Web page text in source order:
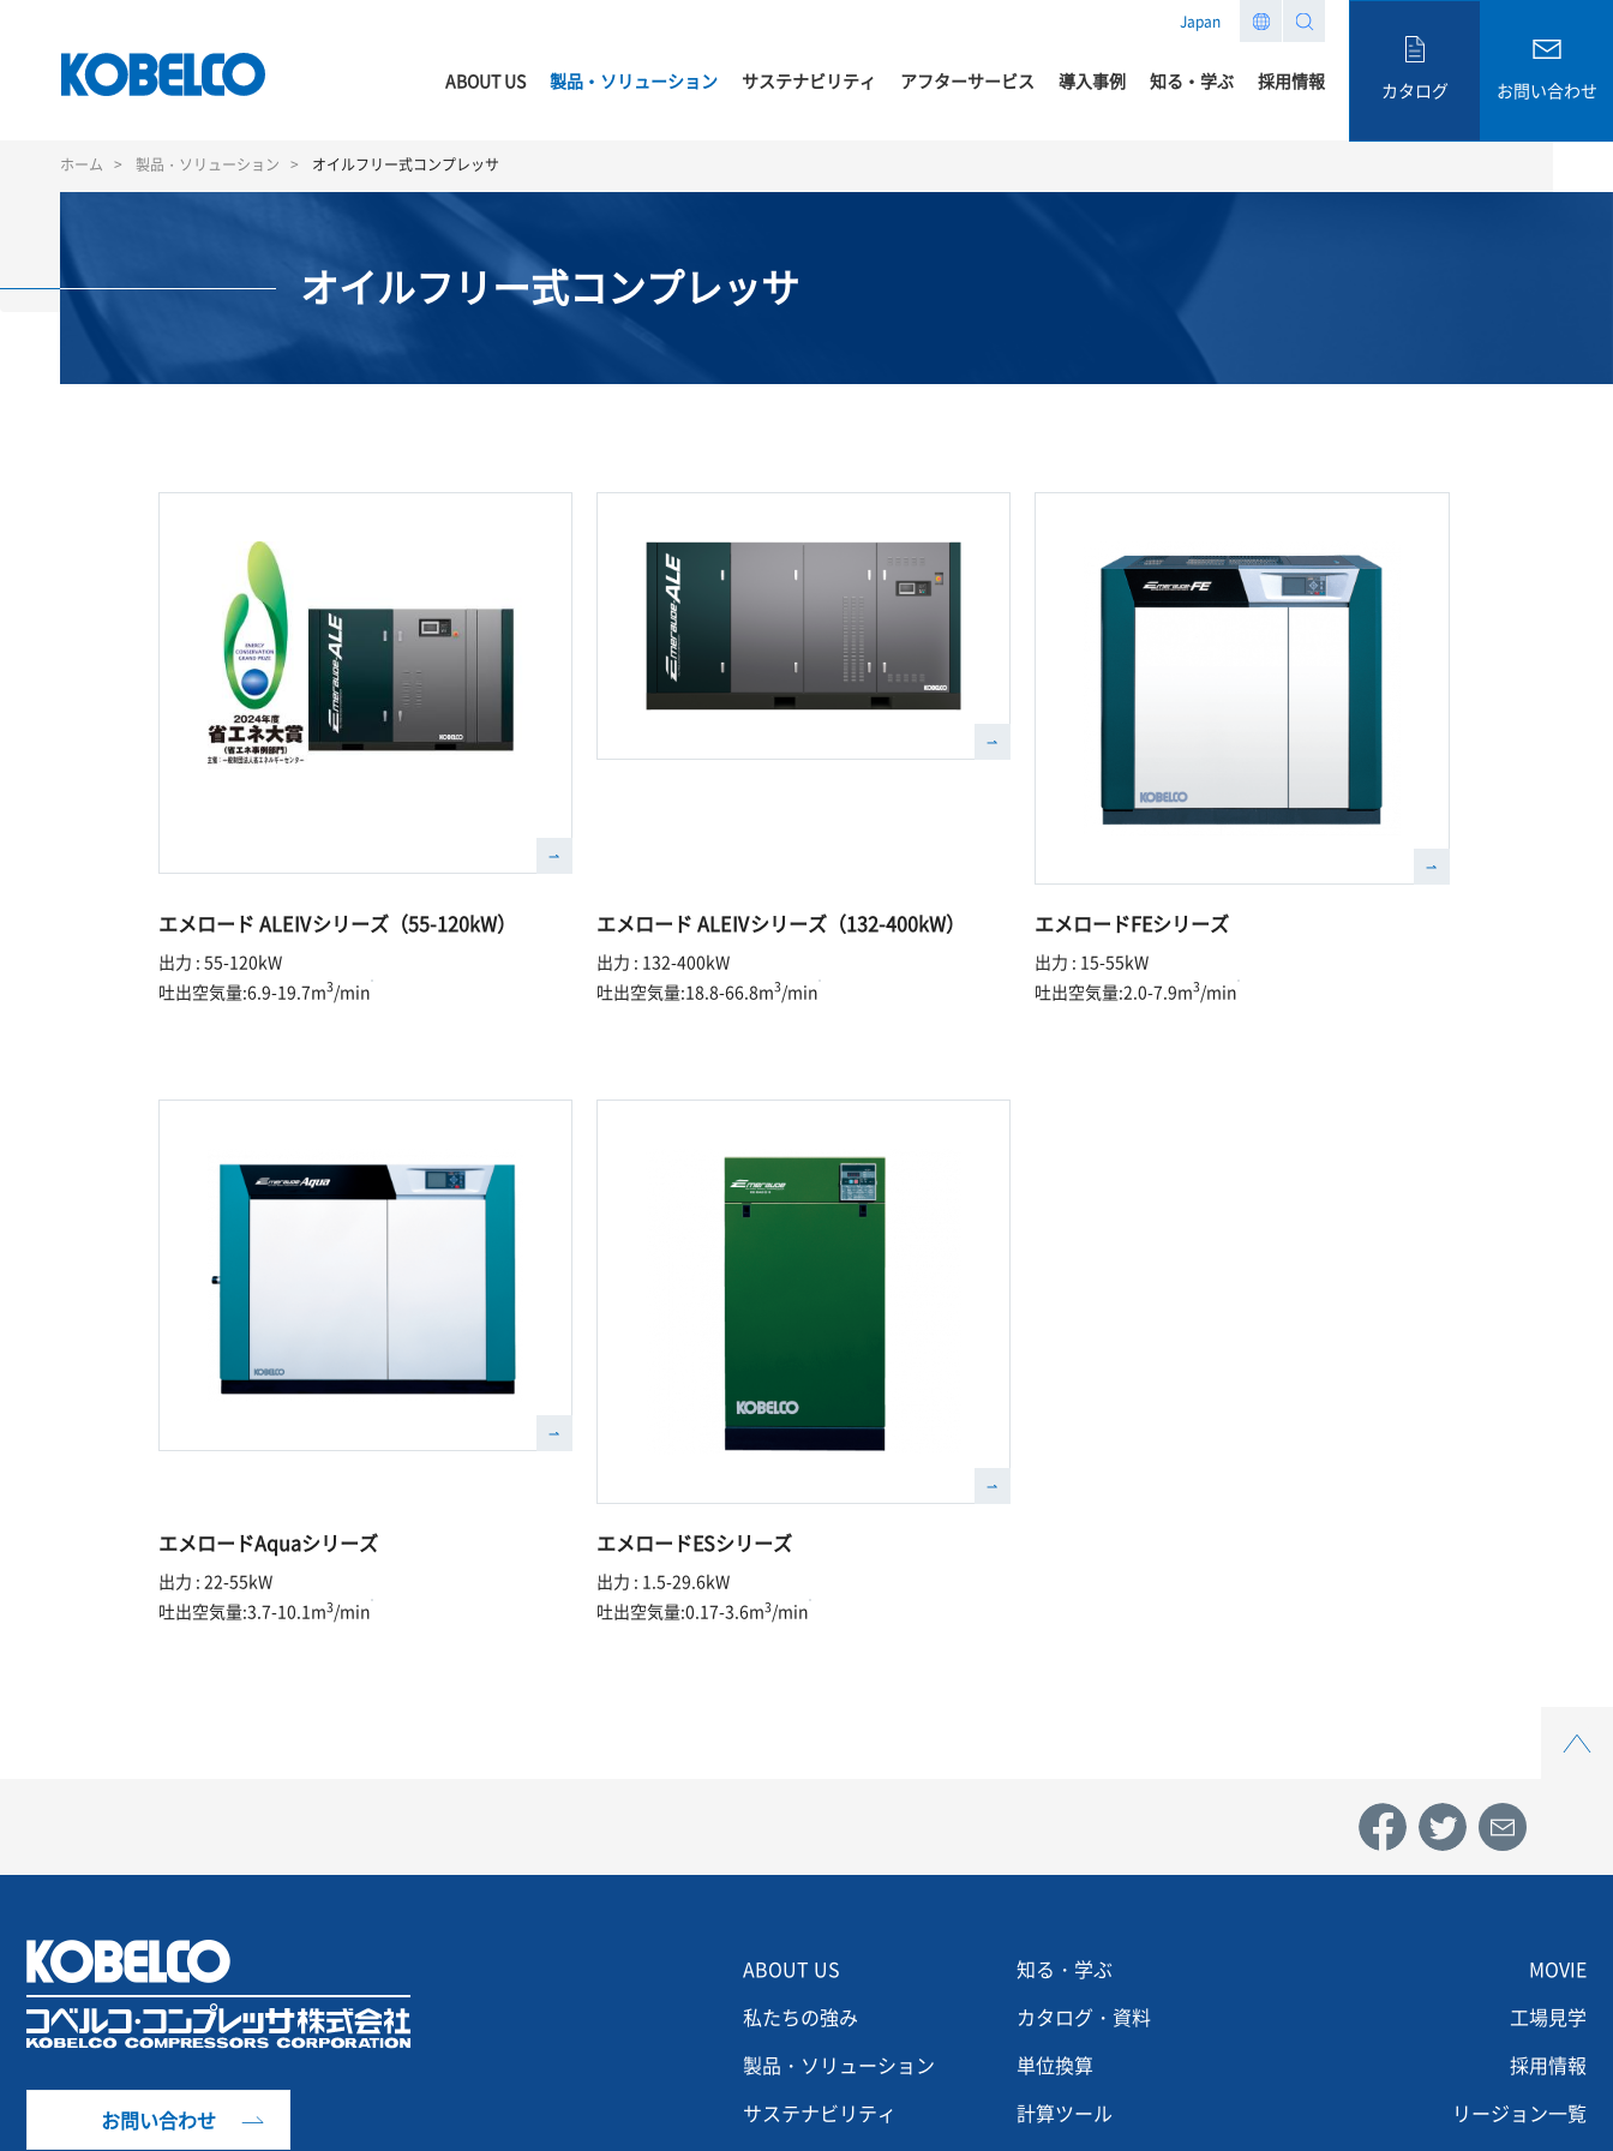
ン
Japan
ABOUT US 製品・ソリューション サステナビリティ アフターサービス 導入事例 知る・学ぶ 採用情報 カタログ お問い合わせ
ホーム 製品・ソリューション オイルフリー式コンプレッサ
オイルフリー式コンプレッサ
エメロード ALEⅣシリーズ（55-120kW）
出力 : 55-120kW
吐出空気量:6.9-19.7m3/min
エメロード ALEⅣシリーズ（132-400kW）
出力 : 132-400kW
吐出空気量:18.8-66.8m3/min
エメロードFEシリーズ
出力 : 15-55kW
吐出空気量:2.0-7.9m3/min
エメロードAquaシリーズ
出力 : 22-55kW
吐出空気量:3.7-10.1m3/min
エメロードESシリーズ
出力 : 1.5-29.6kW
吐出空気量:0.17-3.6m3/min
お問い合わせ
Menu footer 2
ABOUT US
私たちの強み
製品・ソリューション
サステナビリティ
Menu footer 3
知る・学ぶ
カタログ・資料
単位換算
計算ツール
MOVIE
工場見学
採用情報
リージョン一覧